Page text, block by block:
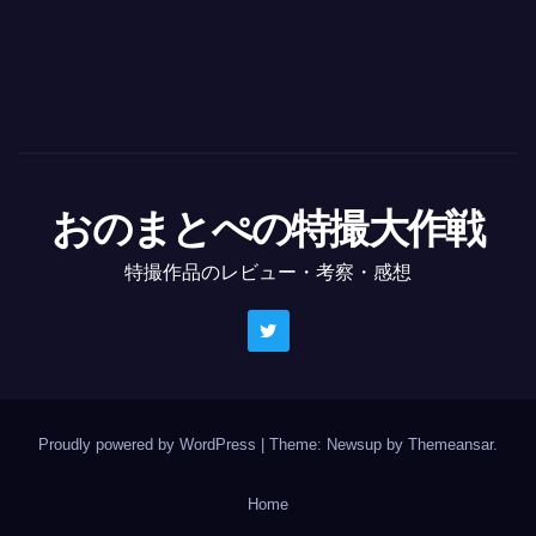
おのまとぺの特撮大作戦
特撮作品のレビュー・考察・感想
Proudly powered by WordPress Theme: Newsup by Themeansar.
Home